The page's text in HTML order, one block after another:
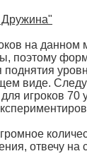
Дружина"
на
поэтому
поднятия
виде.
для игроков
отвечу на